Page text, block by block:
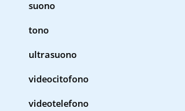
suono
tono
ultrasuono
videocitofono
videotelefono